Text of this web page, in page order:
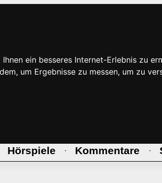
ein besseres Internet-Erlebnis zu
um Ergebnisse zu messen, um zu
Hörspiele · Kommentare ·